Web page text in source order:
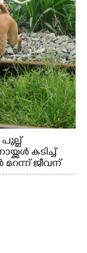
കടിച്ച്
ജീവന്